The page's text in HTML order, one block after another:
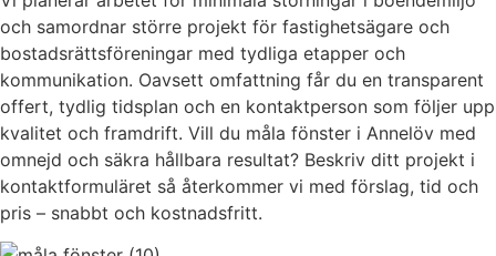
och samordnar större projekt för fastighetsägare och
bostadsrättsföreningar med tydliga etapper och
kommunikation. Oavsett omfattning får du en transparent
offert, tydlig tidsplan och en kontaktperson som följer upp
kvalitet och framdrift. Vill du måla fönster i Annelöv med
omnejd och säkra hållbara resultat? Beskriv ditt projekt i
kontaktformuläret så återkommer vi med förslag, tid och
pris – snabbt och kostnadsfritt.